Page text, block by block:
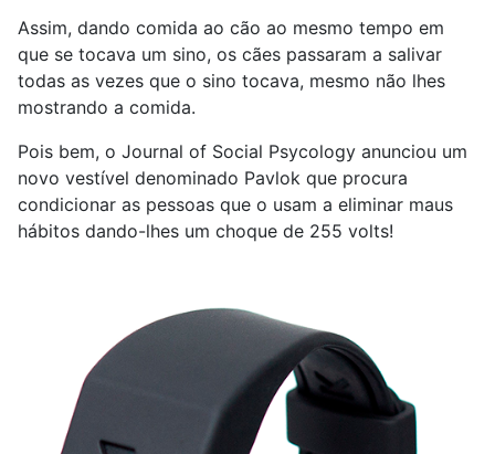
Assim, dando comida ao cão ao mesmo tempo em
que se tocava um sino, os cães passaram a salivar
todas as vezes que o sino tocava, mesmo não lhes
mostrando a comida.
Pois bem, o Journal of Social Psycology anunciou um
novo vestível denominado Pavlok que procura
condicionar as pessoas que o usam a eliminar maus
hábitos dando-lhes um choque de 255 volts!